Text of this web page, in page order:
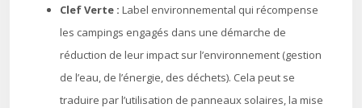
Clef Verte : Label environnemental qui récompense
les campings engagés dans une démarche de
réduction de leur impact sur l’environnement (gestion
de l’eau, de l’énergie, des déchets). Cela peut se
traduire par l’utilisation de panneaux solaires, la mise